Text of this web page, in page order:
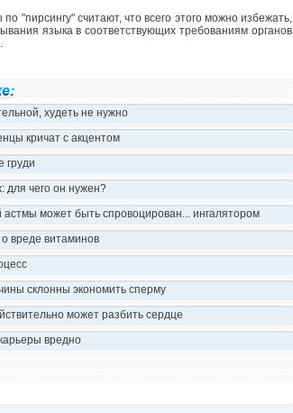
"пирсингу" считают, что всего этого можно избежать,
языка в соответствующих требованиям органов
худеть не нужно
кричат с акцентом
груди
для чего он нужен?
астмы может быть спровоцирован... ингалятором
вреде витаминов
склонны экономить сперму
может разбить сердце
вредно